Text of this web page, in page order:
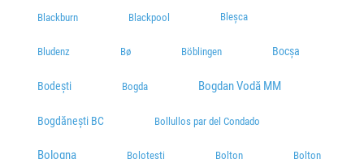
Blackburn Blackpool Bleșca
Bludenz Bø Böblingen Bocșa
Bodești Bogda Bogdan Vodă MM
Bogdănești BC Bollullos par del Condado
Bologna Bolotești Bolton Bolton